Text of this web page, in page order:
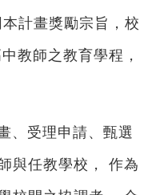
本計畫獎勵宗旨，校
教師之教育學程，
、受理申請、甄選
與任教學校， 作為